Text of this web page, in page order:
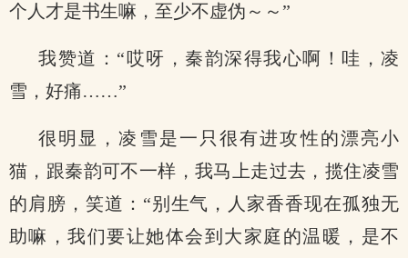
个人才是书生嘛，至少不虚伪～～”
我赞道：“哎呀，秦韵深得我心啊！哇，凌
雪，好痛……”
很明显，凌雪是一只很有进攻性的漂亮小
猫，跟秦韵可不一样，我马上走过去，揽住凌雪
的肩膀，笑道：“别生气，人家香香现在孤独无
助嘛，我们要让她体会到大家庭的温暖，是不